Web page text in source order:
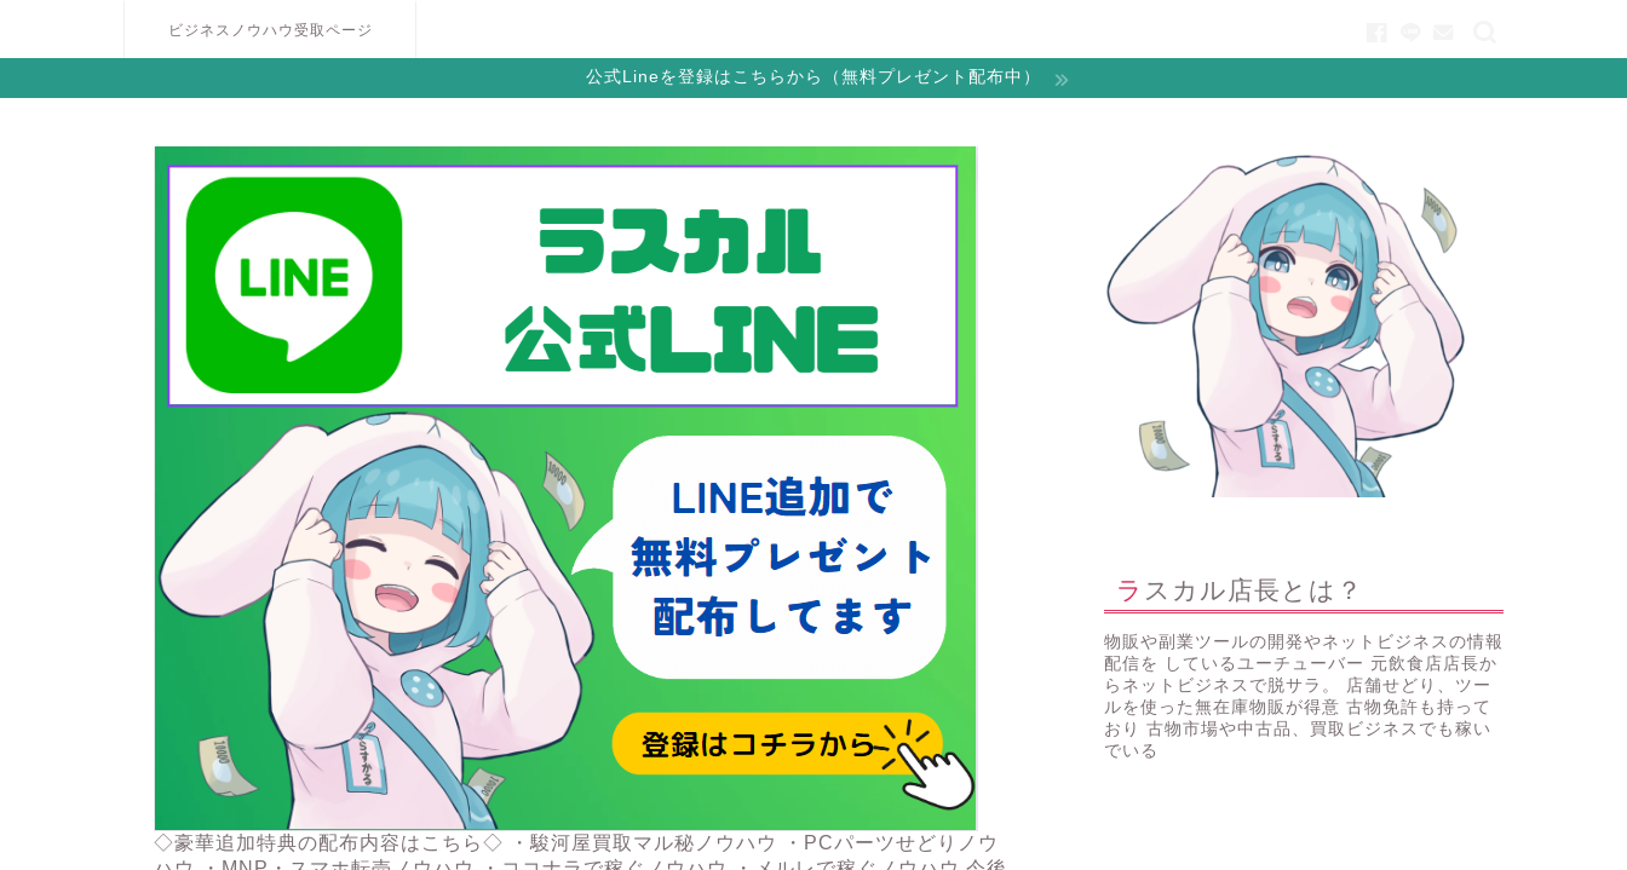
ビジネスノウハウ受取ページ
公式Lineを登録はこちらから（無料プレゼント配布中）
◇豪華追加特典の配布内容はこちら◇ ・駿河屋買取マル秘ノウハウ ・PCパーツせどりノウ
ラスカル店長とは？
物販や副業ツールの開発やネットビジネスの情報
配信を しているユーチューバー 元飲食店店長か
らネットビジネスで脱サラ。 店舗せどり、ツー
ルを使った無在庫物販が得意 古物免許も持って
おり 古物市場や中古品、買取ビジネスでも稼い
でいる